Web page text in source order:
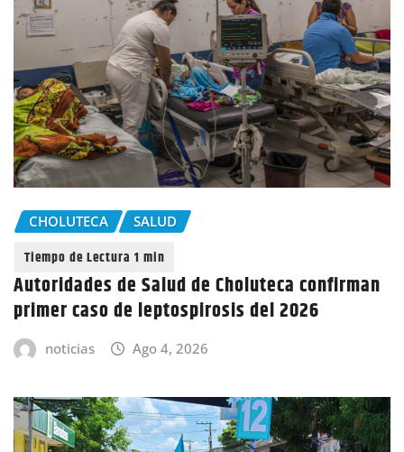
CHOLUTECA SALUD
Autoridades de Salud de Choluteca confirman
primer caso de leptospirosis del 2026
noticias Ago 4, 2026